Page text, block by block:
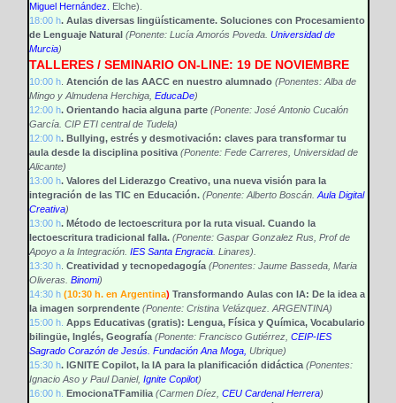
Miguel Hernández.
Elche).
18:00 h. Aulas diversas lingüísticamente. Soluciones con Procesamiento
de Lenguaje Natural (Ponente: Lucía Amorós Poveda. Universidad de
Murcia)
TALLERES / SEMINARIO ON-LINE: 19 DE NOVIEMBRE
10:00 h. Atención de las AACC en nuestro alumnado (Ponentes: Alba de
Mingo y Almudena Herchiga, EducaDe)
12:00 h. Orientando hacia alguna parte (Ponente: José Antonio Cucalón
García. CIP ETI central de Tudela)
12:00 h. Bullying, estrés y desmotivación: claves para transformar tu
aula desde la disciplina positiva (Ponente: Fede Carreres, Universidad de
Alicante)
13:00 h. Valores del Liderazgo Creativo, una nueva visión para la
integración de las TIC en Educación. (Ponente: Alberto Boscán. Aula Digital
Creativa)
13:00 h. Método de lectoescritura por la ruta visual. Cuando la
lectoescritura tradicional falla. (Ponente: Gaspar Gonzalez Rus, Prof de
Apoyo a la Integración. IES Santa Engracia. Linares).
13:30 h. Creatividad y tecnopedagogía (Ponentes: Jaume Basseda, Maria
Oliveras. Binomi)
14:30 h (10:30 h. en Argentina) Transformando Aulas con IA: De la idea a
la imagen sorprendente (Ponente: Cristina Velázquez. ARGENTINA)
15:00 h. Apps Educativas (gratis): Lengua, Física y Química, Vocabulario
bilingüe, Inglés, Geografía (Ponente: Francisco Gutiérrez, CEIP-IES
Sagrado Corazón de Jesús. Fundación Ana Moga, Ubrique)
15:30 h. IGNITE Copilot, la IA para la planificación didáctica (Ponentes:
Ignacio Aso y Paul Daniel, Ignite Copilot)
16:00 h. EmocionaTFamilia (Carmen Díez, CEU Cardenal Herrera)